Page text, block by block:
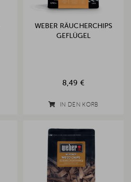
WEBER RÄUCHERCHIPS
GEFLÜGEL
8,49 €
IN DEN KORB